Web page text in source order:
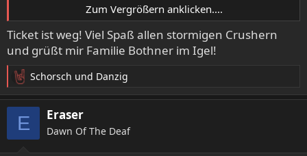
P.S.: Im Hotel Igel ist das Zimmer im Internet freigegeben
(Do - So hatte ich gebucht). Besser ist bei Interesse, gleich
anzurufen (0 96 81 / 91 88 40).
Zum Vergrößern anklicken....
Ticket ist weg! Viel Spaß allen stormigen Crushern
und grüßt mir Familie Bothner im Igel!
R
e
a
Schorsch und Danzig
E Eraser
Dawn Of The Deaf